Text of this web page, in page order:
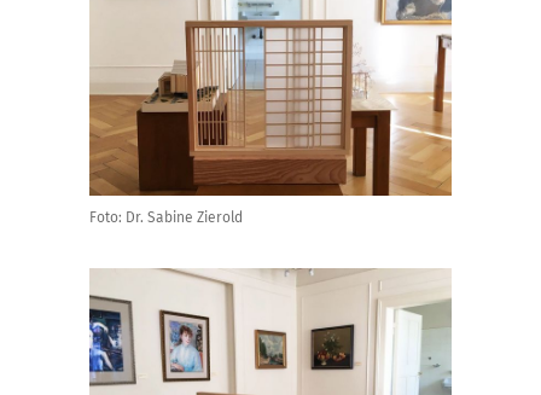
Foto: Dr. Sabine Zierold